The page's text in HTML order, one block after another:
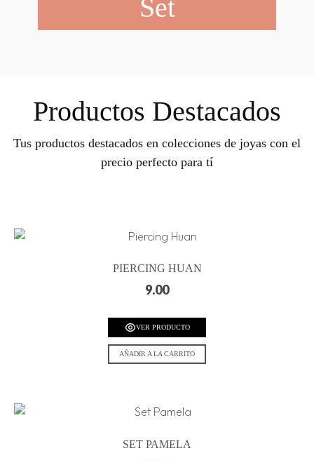
Set
Productos Destacados
Tus productos destacados en colecciones de joyas con el
precio perfecto para tí
PIERCING HUAN
9.00
VER PRODUCTO
AÑADIR A LA CARRITO
SET PAMELA